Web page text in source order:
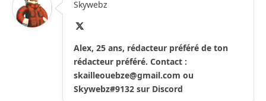
Skywebz
Alex, 25 ans, rédacteur préféré de ton
rédacteur préféré. Contact :
skailleouebze@gmail.com ou
Skywebz#9132 sur Discord